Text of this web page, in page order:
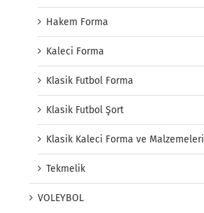
Hakem Forma
Kaleci Forma
Klasik Futbol Forma
Klasik Futbol Şort
Klasik Kaleci Forma ve Malzemeleri
Tekmelik
VOLEYBOL